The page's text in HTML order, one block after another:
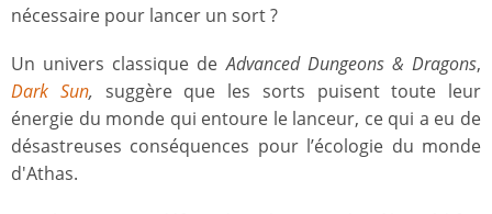
nécessaire pour lancer un sort ?
Un univers classique deAdvanced Dungeons & Dragons,
Dark Sun, suggère que les sorts puisent toute leur
énergie du monde qui entoure le lanceur, ce qui a eu de
désastreuses conséquences pour l’écologie du monde
d'Athas.